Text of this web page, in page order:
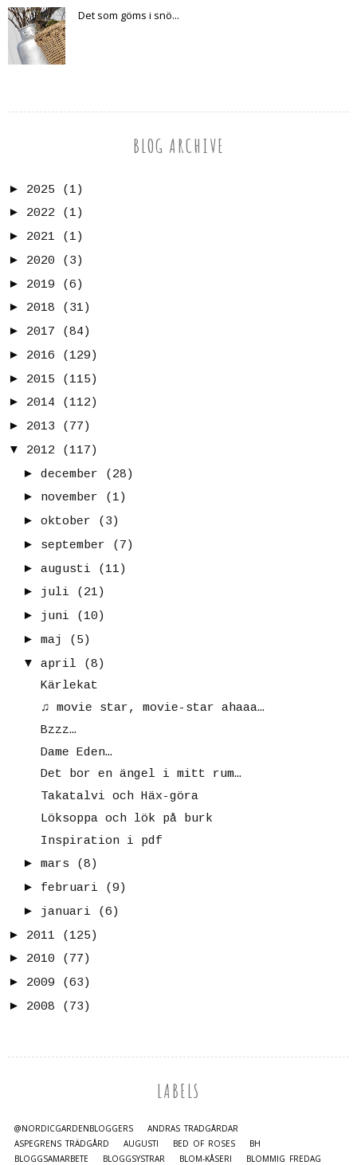
Det som göms i snö...
BLOG ARCHIVE
► 2025
(1)
► 2022
(1)
► 2021
(1)
► 2020
(3)
► 2019
(6)
► 2018
(31)
► 2017
(84)
► 2016
(129)
► 2015
(115)
► 2014
(112)
► 2013
(77)
▼
2012
(117)
► december
(28)
► november
(1)
► oktober
(3)
► september
(7)
► augusti
(11)
► juli
(21)
► juni
(10)
► maj
(5)
▼
april
(8)
Kärlekat
♫ movie star, movie-star ahaaa…
Bzzz…
Dame Eden…
Det bor en ängel i mitt rum…
Takatalvi och Häx-göra
Löksoppa och lök på burk
Inspiration i pdf
► mars
(8)
► februari
(9)
► januari
(6)
► 2011
(125)
► 2010
(77)
► 2009
(63)
► 2008 (73)
LABELS
@NORDICGARDENBLOGGERS
ANDRAS TRÄDGÅRDAR
ASPEGRENS TRÄDGÅRD
AUGUSTI BED OF ROSES
BH
BLOGGSAMARBETE
BLOGGSYSTRAR BLOM-KÅSERI
BLOMMIG FREDAG